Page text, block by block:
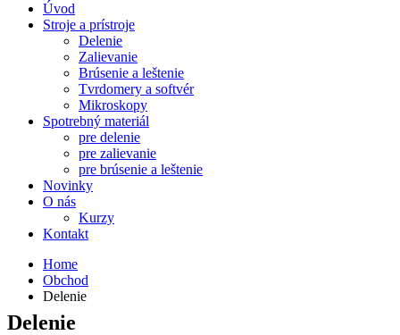
Úvod
Stroje a prístroje
Delenie
Zalievanie
Brúsenie a leštenie
Tvrdomery a softvér
Mikroskopy
Spotrebný materiál
pre delenie
pre zalievanie
pre brúsenie a leštenie
Novinky
O nás
Kurzy
Kontakt
Home
Obchod
Delenie
Delenie